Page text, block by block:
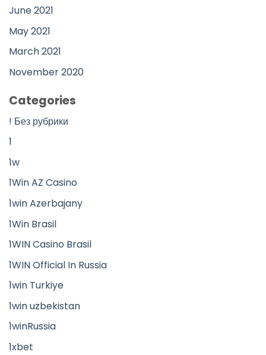
June 2021
May 2021
March 2021
November 2020
Categories
! Без рубрики
1
1w
1Win AZ Casino
1win Azerbajany
1Win Brasil
1WIN Casino Brasil
1WIN Official In Russia
1win Turkiye
1win uzbekistan
1winRussia
1xbet